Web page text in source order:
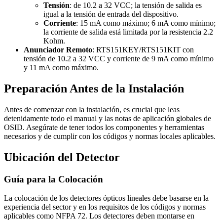
Tensión: de 10.2 a 32 VCC; la tensión de salida es
igual a la tensión de entrada del dispositivo.
Corriente: 15 mA como máximo; 6 mA como mínimo;
la corriente de salida está limitada por la resistencia 2.2
Kohm.
Anunciador Remoto: RTS151KEY/RTS151KIT con
tensión de 10.2 a 32 VCC y corriente de 9 mA como mínimo
y 11 mA como máximo.
Preparación Antes de la Instalación
Antes de comenzar con la instalación, es crucial que leas
detenidamente todo el manual y las notas de aplicación globales de
OSID. Asegúrate de tener todos los componentes y herramientas
necesarios y de cumplir con los códigos y normas locales aplicables.
Ubicación del Detector
Guía para la Colocación
La colocación de los detectores ópticos lineales debe basarse en la
experiencia del sector y en los requisitos de los códigos y normas
aplicables como NFPA 72. Los detectores deben montarse en